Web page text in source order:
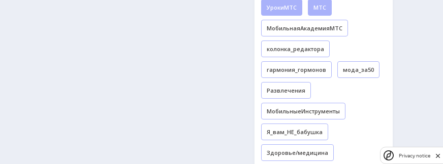
УрокиМТС МТС
МобильнаяАкадемияМТС
колонка_редактора
гармония_гормонов мода_за50
Развлечения
МобильныеИнструменты
Я_вам_НЕ_бабушка
Здоровье/медицина Privacy notice